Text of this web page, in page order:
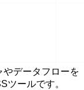
やデータフローを
ツールです。